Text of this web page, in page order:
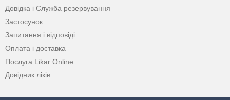
Довідка і Служба резервування
Застосунок
Запитання і відповіді
Оплата і доставка
Послуга Likar Online
Довідник ліків